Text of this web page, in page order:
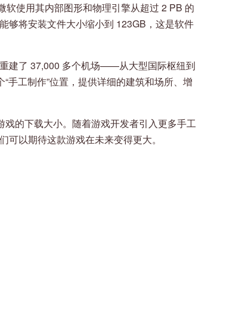
使用其内部图形和物理引擎从超过 2 PB 的
够将安装文件大小缩小到 123GB，这是软件
建了 37,000 多个机场——从大型国际枢纽到
手工制作”位置，提供详细的建筑和场所、增
的下载大小。随着游戏开发者引入更多手工
以期待这款游戏在未来变得更大。